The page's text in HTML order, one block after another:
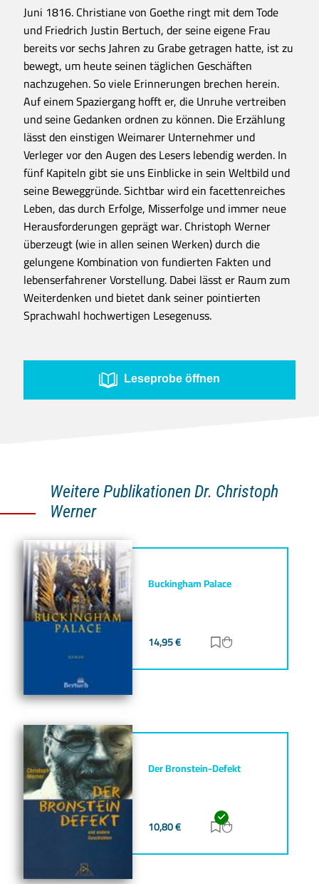
Juni 1816. Christiane von Goethe ringt mit dem Tode
und Friedrich Justin Bertuch, der seine eigene Frau
bereits vor sechs Jahren zu Grabe getragen hatte, ist zu
bewegt, um heute seinen täglichen Geschäften
nachzugehen. So viele Erinnerungen brechen herein.
Auf einem Spaziergang hofft er, die Unruhe vertreiben
und seine Gedanken ordnen zu können. Die Erzählung
lässt den einstigen Weimarer Unternehmer und
Verleger vor den Augen des Lesers lebendig werden. In
fünf Kapiteln gibt sie uns Einblicke in sein Weltbild und
seine Beweggründe. Sichtbar wird ein facettenreiches
Leben, das durch Erfolge, Misserfolge und immer neue
Herausforderungen geprägt war. Christoph Werner
überzeugt (wie in allen seinen Werken) durch die
gelungene Kombination von fundierten Fakten und
lebenserfahrener Vorstellung. Dabei lässt er Raum zum
Weiterdenken und bietet dank seiner pointierten
Sprachwahl hochwertigen Lesegenuss.
Leseprobe öffnen
Weitere Publikationen Dr. Christoph
Werner
Buckingham Palace
14,95€ Zur Merkliste
Der Bronstein-Defekt
10,80€ Zur Merkliste